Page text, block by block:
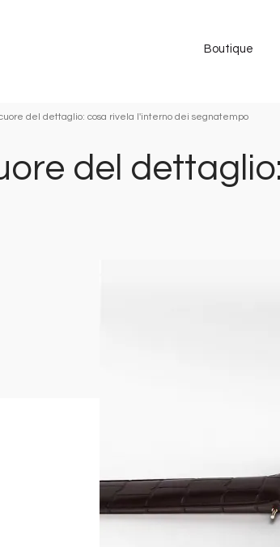
Boutique
del dettaglio: cosa rivela l'interno dei segnatempo
del